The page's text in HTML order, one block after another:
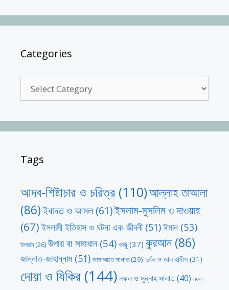
Categories
Tags
আদব-শিষ্টাচার ও চরিত্র (110)আল্লাহ তাআলা
(86)ইবাদত ও আমল(61)ইসলাম-মুসলিম ও দাওয়াহ
(67) ইসলামী ইতিহাস ও ঘটনা এবং জীবনী(51)ঈমান (53)
উপার্জন(26) উপায় বা সমাধান(54) ওজু (37) কুরআন(86)
জান্নাত-জাহান্নাম(51) জামাআতে সালাত(29) দুর্বল ও জাল হাদীস (31)
দোয়া ও যিকির (144)নফল ও সুন্নাহ সালাত(40) নফল